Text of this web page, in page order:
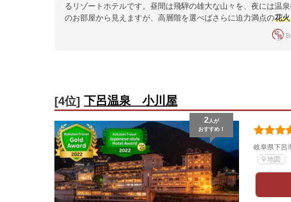
るリゾートホテルです。昼間は飛騨の雄大な山々を、夜には温泉
のお部屋から見えますが、高層階を選べばさらに迫力満点の花火
[4位] 下呂温泉 小川屋
2人が
おすすめ！
岐阜県下呂
地図